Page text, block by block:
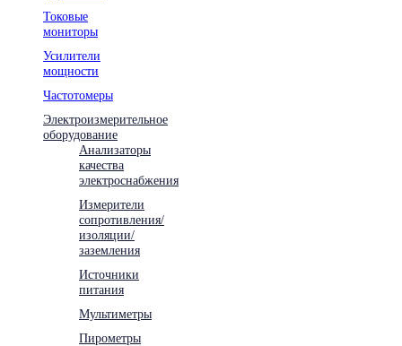
Токовые
мониторы
Усилители
мощности
Частотомеры
Электроизмерительное
оборудование
Анализаторы
качества
электроснабжения
Измерители
сопротивления/
изоляции/
заземления
Источники
питания
Мультиметры
Пирометры